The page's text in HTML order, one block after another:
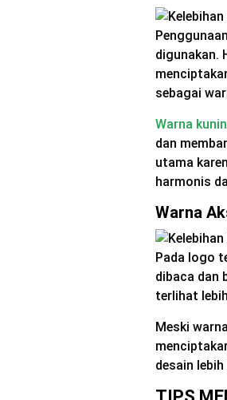
digunakan.
sebagai
Warna
dan
utama
harmonis
Warna
Pada logo
dibaca dan
terlihat
Meski
desain